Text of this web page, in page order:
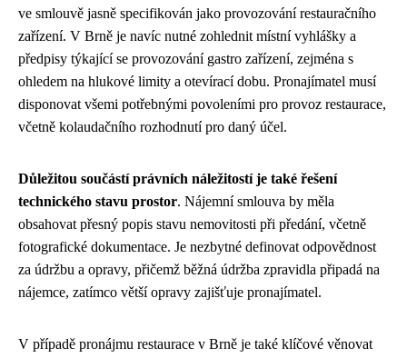
ve smlouvě jasně specifikován jako provozování restauračního
zařízení. V Brně je navíc nutné zohlednit místní vyhlášky a
předpisy týkající se provozování gastro zařízení, zejména s
ohledem na hlukové limity a otevírací dobu. Pronajímatel musí
disponovat všemi potřebnými povoleními pro provoz restaurace,
včetně kolaudačního rozhodnutí pro daný účel.
Důležitou součástí právních náležitostí je také řešení
technického stavu prostor. Nájemní smlouva by měla
obsahovat přesný popis stavu nemovitosti při předání, včetně
fotografické dokumentace. Je nezbytné definovat odpovědnost
za údržbu a opravy, přičemž běžná údržba zpravidla připadá na
nájemce, zatímco větší opravy zajišťuje pronajímatel.
V případě pronájmu restaurace v Brně je také klíčové věnovat